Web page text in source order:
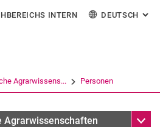
Springe direkt zu: Inhalt
Springe direkt zu: Suche
Springe direkt zu:
(öffnet externen Link in einem
INTERN DEUTSCH :
Agrarwissens... Personen
Agrarwissenschaften